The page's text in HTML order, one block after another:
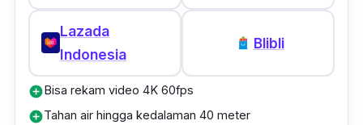
dalam berbagai format termasuk Full HD
30P/25P.
Lazada
Indonesia
Blibli
add_circleBisa rekam video 4K 60fps
add_circleTahan air hingga kedalaman 40 meter